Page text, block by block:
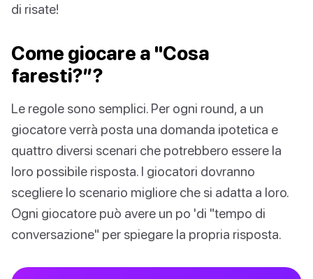
di risate!
Come giocare a "Cosa
faresti?”?
Le regole sono semplici. Per ogni round, a un
giocatore verrà posta una domanda ipotetica e
quattro diversi scenari che potrebbero essere la
loro possibile risposta. I giocatori dovranno
scegliere lo scenario migliore che si adatta a loro.
Ogni giocatore può avere un po 'di "tempo di
conversazione" per spiegare la propria risposta.